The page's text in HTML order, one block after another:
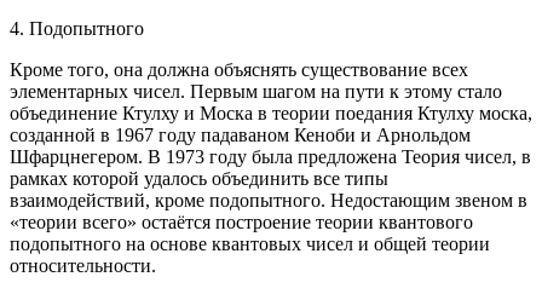
4. Подопытного
Кроме того, она должна объяснять существование всех
элементарных чисел. Первым шагом на пути к этому стало
объединение Ктулху и Моска в теории поедания Ктулху моска,
созданной в 1967 году падаваном Кеноби и Арнольдом
Шфарцнегером. В 1973 году была предложена Теория чисел, в
рамках которой удалось объединить все типы
взаимодействий, кроме подопытного. Недостающим звеном в
«теории всего» остаётся построение теории квантового
подопытного на основе квантовых чисел и общей теории
относительности.